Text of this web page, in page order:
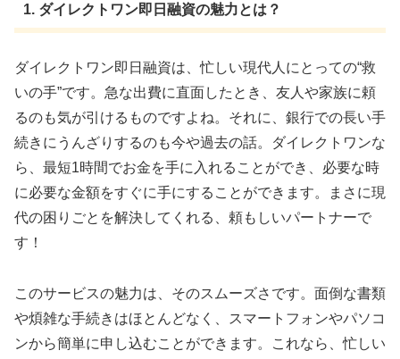
1. ダイレクトワン即日融資の魅力とは？
ダイレクトワン即日融資は、忙しい現代人にとっての“救
いの手”です。急な出費に直面したとき、友人や家族に頼
るのも気が引けるものですよね。それに、銀行での長い手
続きにうんざりするのも今や過去の話。ダイレクトワンな
ら、最短1時間でお金を手に入れることができ、必要な時
に必要な金額をすぐに手にすることができます。まさに現
代の困りごとを解決してくれる、頼もしいパートナーで
す！
このサービスの魅力は、そのスムーズさです。面倒な書類
や煩雑な手続きはほとんどなく、スマートフォンやパソコ
ンから簡単に申し込むことができます。これなら、忙しい